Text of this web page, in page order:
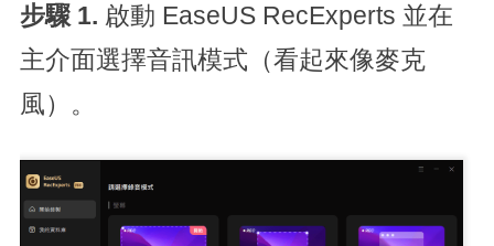
步驟 1. 啟動 EaseUS RecExperts 並在
主介面選擇音訊模式（看起來像麥克
風）。